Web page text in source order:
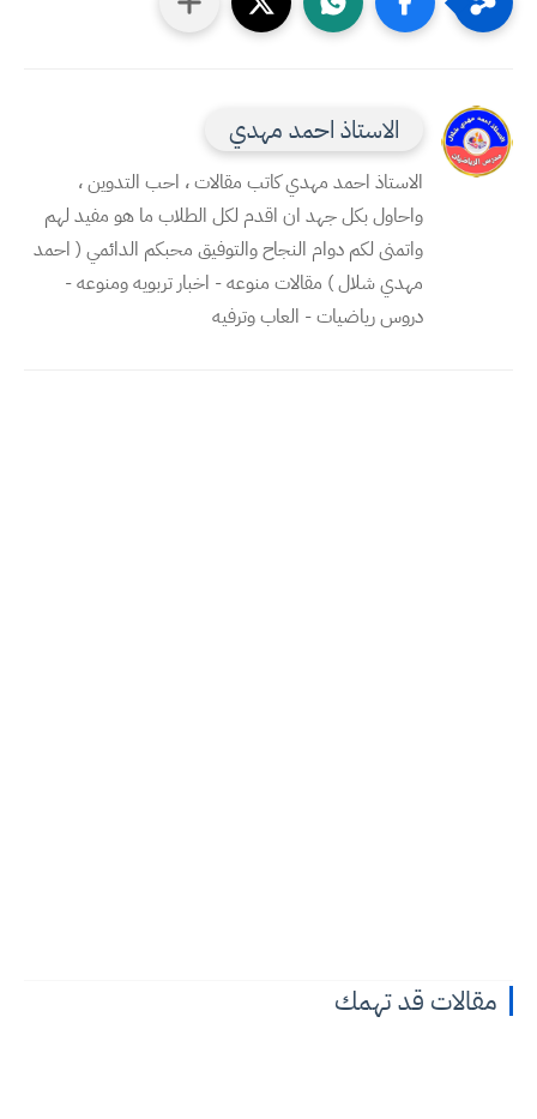
الاستاذ احمد مهدي
الاستاذ احمد مهدي كاتب مقالات ، احب التدوين ،
واحاول بكل جهد ان اقدم لكل الطلاب ما هو مفيد لهم
واتمنى لكم دوام النجاح والتوفيق محبكم الدائمي ( احمد
مهدي شلال ) مقالات منوعه - اخبار تربويه ومنوعه -
دروس رياضيات - العاب وترفيه
مقالات قد تهمك